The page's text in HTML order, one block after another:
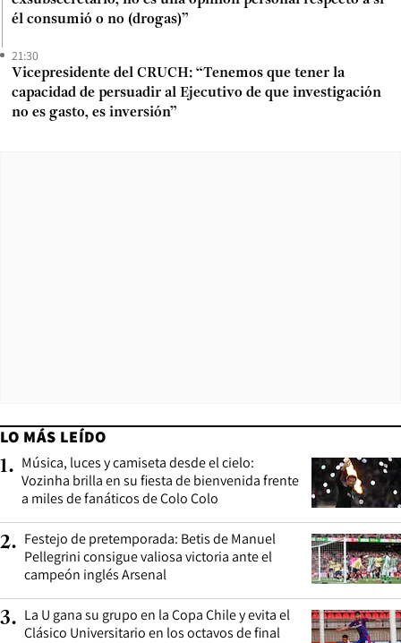
él consumió o no (drogas)”
21:30
Vicepresidente del CRUCH: “Tenemos que tener la
capacidad de persuadir al Ejecutivo de que investigación
no es gasto, es inversión”
LO MÁS LEÍDO
1. Música, luces y camiseta desde el cielo:
Vozinha brilla en su fiesta de bienvenida frente
a miles de fanáticos de Colo Colo
2. Festejo de pretemporada: Betis de Manuel
Pellegrini consigue valiosa victoria ante el
campeón inglés Arsenal
3. La U gana su grupo en la Copa Chile y evita el
Clásico Universitario en los octavos de final